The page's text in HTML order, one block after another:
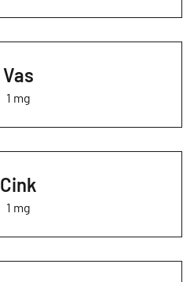
Vas
1 mg
Cink
1 mg